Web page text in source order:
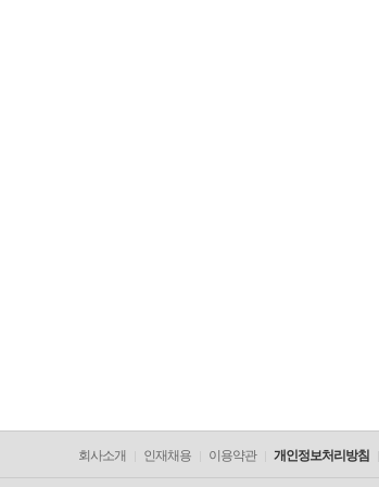
회사소개 인재채용 이용약관 개인정보처리방침